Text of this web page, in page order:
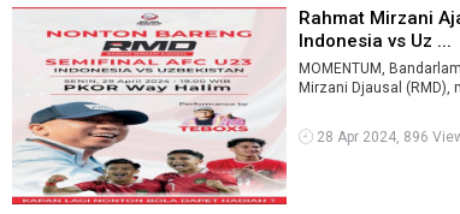
Rahmat Mirzani
Indonesia vs Uz ...
MOMENTUM,
Mirzani Djausal (RMD),
28 Apr 2024, 896